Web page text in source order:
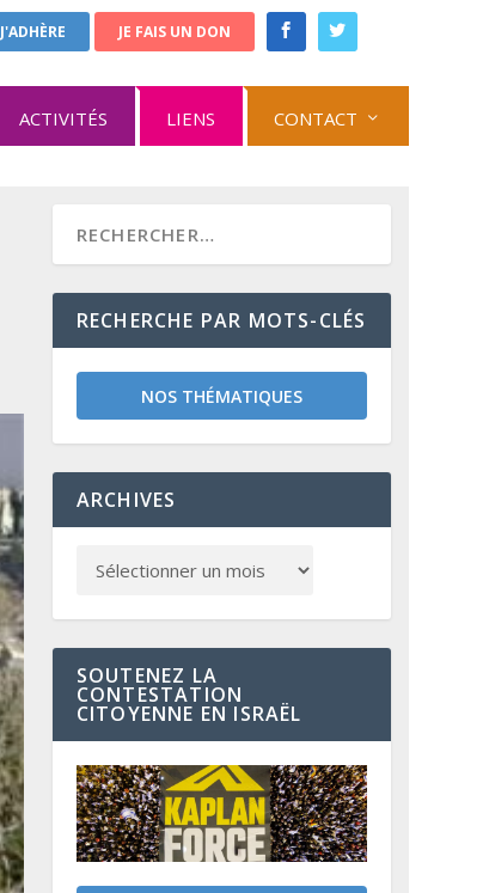
J'ADHÈRE JE FAIS UN DON
ACTIVITÉS LIENS CONTACT
RECHERCHE PAR MOTS-CLÉS
NOS THÉMATIQUES
ARCHIVES
SOUTENEZ LA
CONTESTATION
CITOYENNE EN ISRAËL